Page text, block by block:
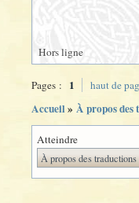
Hors ligne
Pages : 1 haut de
Accueil» À propos des
Atteindre